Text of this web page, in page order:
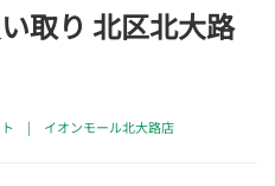
取り 北区北大路
| イオンモール北大路店